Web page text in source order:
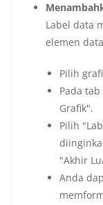
Label data
elemen
Pilih
Pada
Grafik".
Pilih
"Akhir
Anda